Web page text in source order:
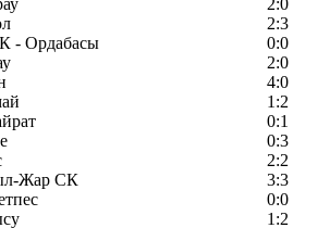
2:0
2:3
- Ордабасы
0:0
2:0
4:0
1:2
0:1
0:3
2:2
Жар СК
3:3
0:0
1:2